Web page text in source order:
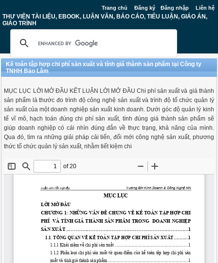
Trang chủ Đăng ký Đăng nhập Liên hệ
THƯ VIỆN TÀI LIỆU, EBOOK, LUẬN VĂN, BÁO CÁO, TIỂU LUẬN, GIÁO ÁN,
GIÁO TRÌNH
Kế toán tập hợp chi phí sản xuất và tính giá thành sản phẩm tại Công ty
TNHH Bảo Lâm
MỤC LỤC LỜI MỞ ĐẦU KẾT LUẬN LỜI MỞ ĐẦU Chi phí sản xuất và giá thành
sản phẩm là thước đo trình độ công nghệ sản xuất và trình độ tổ chức quản lý
sản xuất của một doanh nghiệp sản xuất kinh doanh. Dưới góc độ quản lý kinh
tế vĩ mô, hạch toán đúng chi phí sản xuất, tính đúng giá thành sản phẩm sẽ
giúp doanh nghiệp có cái nhìn đúng đắn về thực trạng, khả năng của mình.
Qua đó, tìm ra những giải pháp cải tiến, đổi mới công nghệ sản xuất, phương
thức tổ chức quản lý sản xuất, nhằm tiết kiệm chi